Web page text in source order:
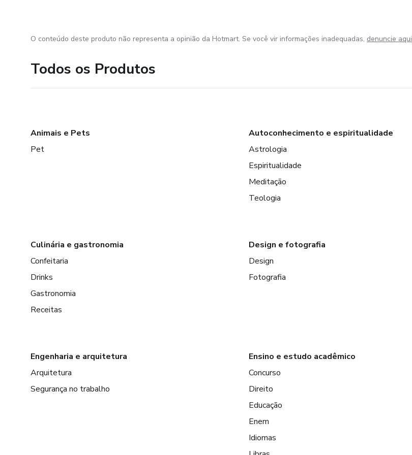
O conteúdo deste produto não representa a opinião da Hotmart. Se você vir informações inadequadas, denuncie aqui
Todos os Produtos
Animais e Pets
Pet
Autoconhecimento e espiritualidade
Astrologia
Espiritualidade
Meditação
Teologia
Culinária e gastronomia
Confeitaria
Drinks
Gastronomia
Receitas
Design e fotografia
Design
Fotografia
Engenharia e arquitetura
Arquitetura
Segurança no trabalho
Ensino e estudo acadêmico
Concurso
Direito
Educação
Enem
Idiomas